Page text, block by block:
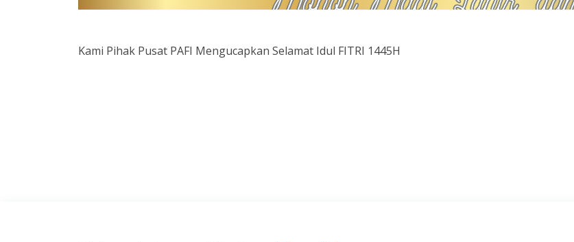
Kami Pihak Pusat PAFI Mengucapkan Selamat Idul FITRI 1445H